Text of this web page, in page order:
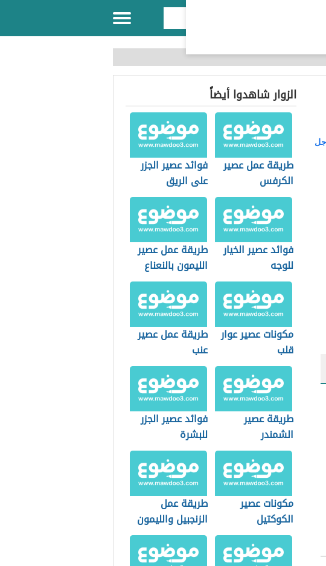
الزوار شاهدوا أيضاً
طريقة عمل عصير
الكرفس
فوائد عصير الجزر
على الريق
فوائد عصير الخيار
للوجه
طريقة عمل عصير
الليمون بالنعناع
مكونات عصير عوار
قلب
طريقة عمل عصير
عنب
طريقة عصير
الشمندر
فوائد عصير الجزر
للبشرة
مكونات عصير
الكوكتيل
طريقة عمل
الزنجبيل والليمون